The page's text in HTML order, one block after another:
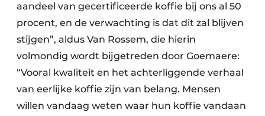
aandeel van gecertificeerde koffie bij ons al 50
procent, en de verwachting is dat dit zal blijven
stijgen”, aldus Van Rossem, die hierin
volmondig wordt bijgetreden door Goemaere:
“Vooral kwaliteit en het achterliggende verhaal
van eerlijke koffie zijn van belang. Mensen
willen vandaag weten waar hun koffie vandaan